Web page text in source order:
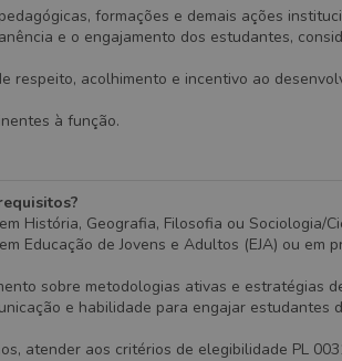
formações e demais ações
e o engajamento dos estudantes,
respeito, acolhimento e incentivo ao
à função.
História, Geografia, Filosofia ou Sociologia/
Educação de Jovens e Adultos (EJA) ou em
sobre metodologias ativas e estratégias
e habilidade para engajar estudantes
atender aos critérios de elegibilidade PL